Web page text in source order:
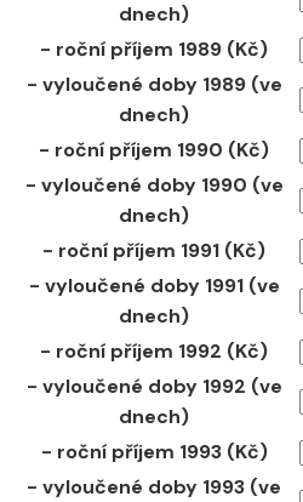
dnech)
- roční příjem 1989 (Kč)
- vyloučené doby 1989 (ve
dnech)
- roční příjem 1990 (Kč)
- vyloučené doby 1990 (ve
dnech)
- roční příjem 1991 (Kč)
- vyloučené doby 1991 (ve
dnech)
- roční příjem 1992 (Kč)
- vyloučené doby 1992 (ve
dnech)
- roční příjem 1993 (Kč)
- vyloučené doby 1993 (ve